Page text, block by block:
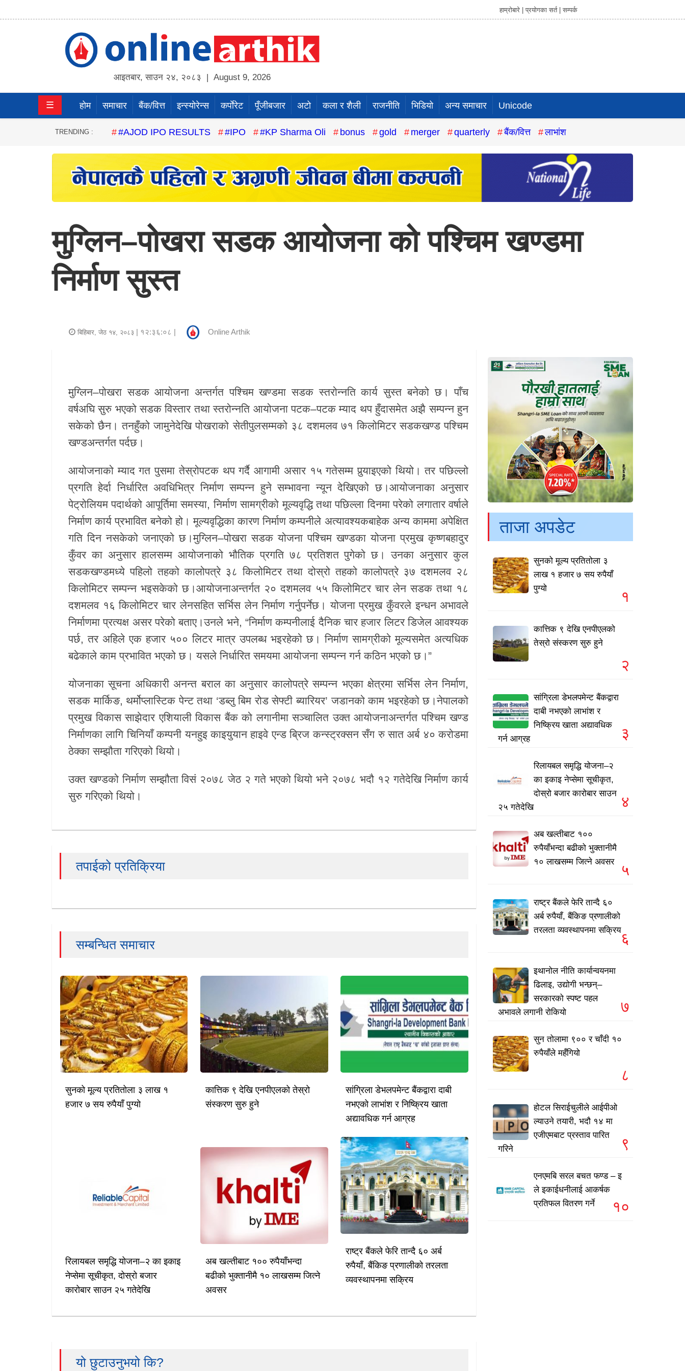
हाम्रोबारे | प्रयोगका सर्त | सम्पर्क
आइतबार,साउन २४, २०८३ | August 9, 2026
बैंक/
☰ होम समाचार बैंक/वित्त इन्स्योरेन्स कर्पाेरेट पूँजीबजार अटो कला र शैली राजनीति भिडियो अन्य समाचार Unicode
TRENDING : #AJOD IPO RESULTS #IPO #KP Sharma Oli bonus gold merger quarterly बैंक/वित्त लाभांश
मुग्लिन–पोखरा सडक आयोजना को पश्चिम खण्डमा
निर्माण सुस्त
बिहिबार, जेठ १४, २०८३ | १२:३६:०८ | Online Arthik
मुग्लिन–पोखरा सडक आयोजना अन्तर्गत पश्चिम खण्डमा सडक स्तरोन्नति कार्य सुस्त बनेको छ। पाँच
वर्षअघि सुरु भएको सडक विस्तार तथा स्तरोन्नति आयोजना पटक–पटक म्याद थप हुँदासमेत अझै सम्पन्न हुन
सकेको छैन। तनहुँको जामुनेदेखि पोखराको सेतीपुलसम्मको ३८ दशमलव ७१ किलोमिटर सडकखण्ड पश्चिम
खण्डअन्तर्गत पर्दछ।
आयोजनाको म्याद गत पुसमा तेस्रोपटक थप गर्दै आगामी असार १५ गतेसम्म पुर्‍याइएको थियो। तर पछिल्लो
प्रगति हेर्दा निर्धारित अवधिभित्र निर्माण सम्पन्न हुने सम्भावना न्यून देखिएको छ।आयोजनाका अनुसार
पेट्रोलियम पदार्थको आपूर्तिमा समस्या, निर्माण सामग्रीको मूल्यवृद्धि तथा पछिल्ला दिनमा परेको लगातार वर्षाले
निर्माण कार्य प्रभावित बनेको हो। मूल्यवृद्धिका कारण निर्माण कम्पनीले अत्यावश्यकबाहेक अन्य काममा अपेक्षित
गति दिन नसकेको जनाएको छ।मुग्लिन–पोखरा सडक योजना पश्चिम खण्डका योजना प्रमुखकृष्णबहादुर
कुँवरका अनुसार हालसम्म आयोजनाको भौतिक प्रगति ७८ प्रतिशत पुगेको छ। उनका अनुसार कुल
सडकखण्डमध्ये पहिलो तहको कालोपत्रे ३८ किलोमिटर तथा दोस्रो तहको कालोपत्रे ३७ दशमलव २८
किलोमिटर सम्पन्न भइसकेको छ।आयोजनाअन्तर्गत २० दशमलव ५५ किलोमिटर चार लेन सडक तथा १८
दशमलव १६ किलोमिटर चार लेनसहित सर्भिस लेन निर्माण गर्नुपर्नेछ। योजना प्रमुख कुँवरले इन्धन अभावले
निर्माणमा प्रत्यक्ष असर परेको बताए।उनले भने, “निर्माण कम्पनीलाई दैनिक चार हजार लिटर डिजेल आवश्यक
पर्छ, तर अहिले एक हजार ५०० लिटर मात्र उपलब्ध भइरहेको छ। निर्माण सामग्रीको मूल्यसमेत अत्यधिक
बढेकाले काम प्रभावित भएको छ। यसले निर्धारित समयमा आयोजना सम्पन्न गर्न कठिन भएको छ।”
योजनाका सूचना अधिकारीअनन्त बरालका अनुसार कालोपत्रे सम्पन्न भएका क्षेत्रमा सर्भिस लेन निर्माण,
सडक मार्किङ, थर्मोप्लास्टिक पेन्ट तथा ‘डब्लु बिम रोड सेफ्टी ब्यारियर’ जडानको काम भइरहेको छ।नेपालको
प्रमुख विकास साझेदारएशियाली विकास बैंकको लगानीमा सञ्चालित उक्त आयोजनाअन्तर्गत पश्चिम खण्ड
निर्माणका लागि चिनियाँ कम्पनीयनहुइ काइयुयान हाइवे एन्ड ब्रिज कन्स्ट्रक्सनसँग रु सात अर्ब ४० करोडमा
ठेक्का सम्झौता गरिएको थियो।
उक्त खण्डको निर्माण सम्झौता विसं २०७८ जेठ २ गते भएको थियो भने २०७८ भदौ १२ गतेदेखि निर्माण कार्य
सुरु गरिएको थियो।
तपाईको प्रतिक्रिया
सम्बन्धित समाचार
सुनको मूल्य प्रतितोला ३ लाख १
हजार ७ सय रुपैयाँ पुग्यो
कात्तिक ९ देखि एनपीएलको तेस्रो
संस्करण सुरु हुने
सांग्रिला डेभलपमेन्ट बैंकद्वारा दाबी
नभएको लाभांश र निष्क्रिय खाता
अद्यावधिक गर्न आग्रह
रिलायबल समृद्धि योजना–२ का इकाइ
नेप्सेमा सूचीकृत, दोस्रो बजार
कारोबार साउन २५ गतेदेखि
अब खल्तीबाट १०० रुपैयाँभन्दा
बढीको भुक्तानीमै १० लाखसम्म जित्ने
अवसर
राष्ट्र बैंकले फेरि तान्दै ६० अर्ब
रुपैयाँ, बैंकिङ प्रणालीको तरलता
व्यवस्थापनमा सक्रिय
यो छुटाउनुभयो कि?
ताजा अपडेट
सुनको मूल्य प्रतितोला ३
लाख १ हजार ७ सय रुपैयाँ
पुग्यो
१
कात्तिक ९ देखि एनपीएलको
तेस्रो संस्करण सुरु हुने
२
सांग्रिला डेभलपमेन्ट बैंकद्वारा
दाबी नभएको लाभांश र
निष्क्रिय खाता अद्यावधिक
गर्न आग्रह
३
रिलायबल समृद्धि योजना–२
का इकाइ नेप्सेमा सूचीकृत,
दोस्रो बजार कारोबार साउन
२५ गतेदेखि
४
अब खल्तीबाट १००
रुपैयाँभन्दा बढीको भुक्तानीमै
१० लाखसम्म जित्ने अवसर
५
राष्ट्र बैंकले फेरि तान्दै ६०
अर्ब रुपैयाँ, बैंकिङ प्रणालीको
तरलता व्यवस्थापनमा सक्रिय६
इथानोल नीति कार्यान्वयनमा
ढिलाइ, उद्योगी भन्छन्–
सरकारको स्पष्ट पहल
अभावले लगानी रोकियो
७
सुन तोलामा ९०० र चाँदी १०
रुपैयाँले महँगियो
८
होटल सिराईचुलीले आईपीओ
ल्याउने तयारी, भदौ १४ मा
एजीएमबाट प्रस्ताव पारित
गरिने
९
एनएमबि सरल बचत फण्ड – इ
ले इकाईधनीलाई आकर्षक
प्रतिफल वितरण गर्ने
१०